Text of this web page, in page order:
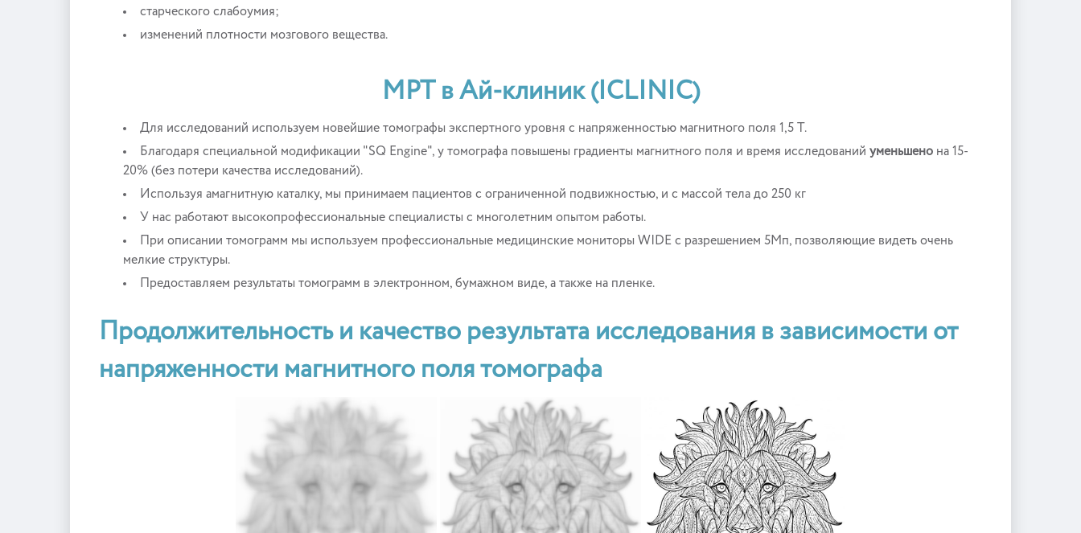
старческого слабоумия;
изменений плотности мозгового вещества.
МРТ в Ай-клиник (ICLINIC)
Для исследований используем новейшие томографы экспертного уровня с напряженностью магнитного поля 1,5 Т.
Благодаря специальной модификации "SQ Engine", у томографа повышены градиенты магнитного поля и время исследований уменьшено на 15-
20% (без потери качества исследований).
Используя амагнитную каталку, мы принимаем пациентов с ограниченной подвижностью, и с массой тела до 250 кг
У нас работают высокопрофессиональные специалисты с многолетним опытом работы.
При описании томограмм мы используем профессиональные медицинские мониторы WIDE с разрешением 5Мп, позволяющие видеть очень
мелкие структуры.
Предоставляем результаты томограмм в электронном, бумажном виде, а также на пленке.
Продолжительность и качество результата исследования в зависимости от
напряженности магнитного поля томографа